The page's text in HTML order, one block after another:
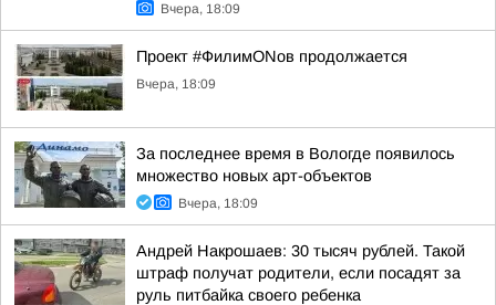
Вчера, 18:09
Проект #ФилимONов продолжается
Вчера, 18:09
За последнее время в Вологде появилось
множество новых арт-объектов
Вчера, 18:09
Андрей Накрошаев: 30 тысяч рублей. Такой
штраф получат родители, если посадят за
руль питбайка своего ребенка